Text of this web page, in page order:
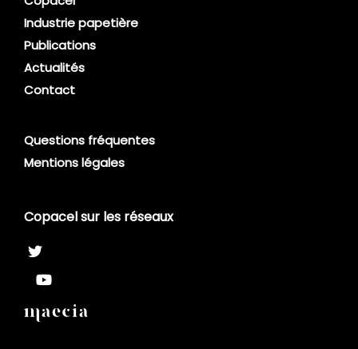
Industrie papetière
Publications
Actualités
Contact
Questions fréquentes
Mentions légales
Copacel sur les réseaux